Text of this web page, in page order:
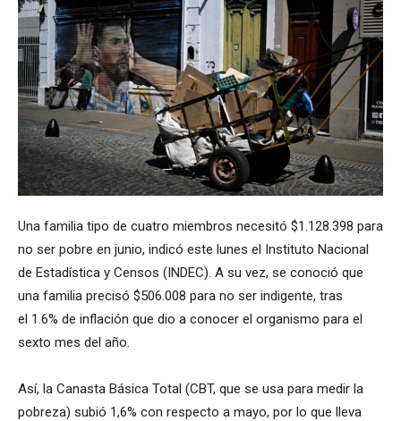
Una familia tipo de cuatro miembros necesitó $1.128.398 para
no ser pobre en junio, indicó este lunes el Instituto Nacional
de Estadística y Censos (INDEC). A su vez, se conoció que
una familia precisó $506.008 para no ser indigente, tras
el 1.6% de inflación que dio a conocer el organismo para el
sexto mes del año.
Así, la Canasta Básica Total (CBT, que se usa para medir la
pobreza) subió 1,6% con respecto a mayo, por lo que lleva